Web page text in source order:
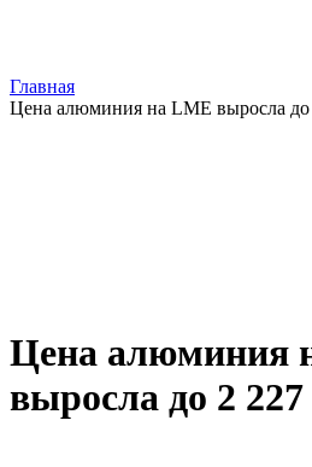
Главная
Цена алюминия на LME выросла до
Цена алюминия
выросла до 2 227